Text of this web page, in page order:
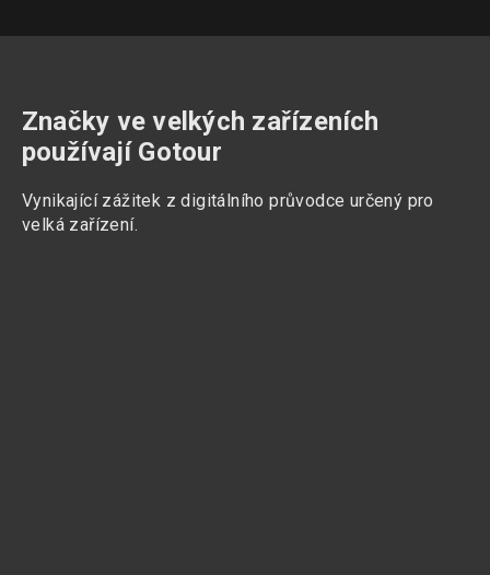
Značky ve velkých zařízeních
používají Gotour
Vynikající zážitek z digitálního průvodce určený pro
velká zařízení.